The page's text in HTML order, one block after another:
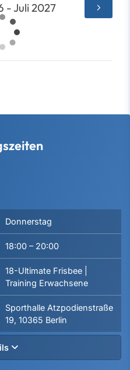
- Juli 2027
Donnerstag
18:00 – 20:00
18-Ultimate Frisbee |
Training Erwachsene
Sporthalle Atzpodienstraße
19, 10365 Berlin